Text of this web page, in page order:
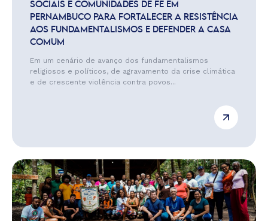
SOCIAIS E COMUNIDADES DE FÉ EM
PERNAMBUCO PARA FORTALECER A RESISTÊNCIA
AOS FUNDAMENTALISMOS E DEFENDER A CASA
COMUM
Em um cenário de avanço dos fundamentalismos
religiosos e políticos, de agravamento da crise climática
e de crescente violência contra povos...